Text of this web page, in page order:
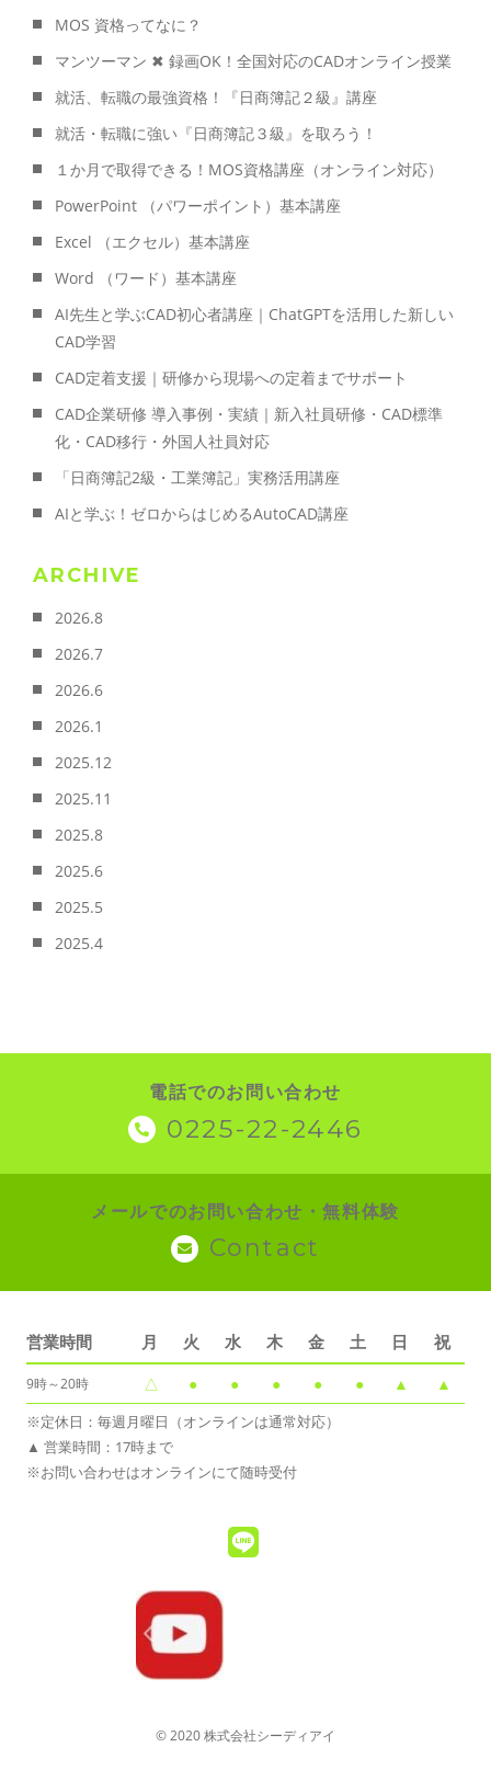
MOS 資格ってなに？
マンツーマン ✖ 録画OK！全国対応のCADオンライン授業
就活、転職の最強資格！『日商簿記２級』講座
就活・転職に強い『日商簿記３級』を取ろう！
１か月で取得できる！MOS資格講座（オンライン対応）
PowerPoint （パワーポイント）基本講座
Excel （エクセル）基本講座
Word （ワード）基本講座
AI先生と学ぶCAD初心者講座｜ChatGPTを活用した新しい
CAD学習
CAD定着支援｜研修から現場への定着までサポート
CAD企業研修 導入事例・実績｜新入社員研修・CAD標準
化・CAD移行・外国人社員対応
「日商簿記2級・工業簿記」実務活用講座
AIと学ぶ！ゼロからはじめるAutoCAD講座
ARCHIVE
2026.8
2026.7
2026.6
2026.1
2025.12
2025.11
2025.8
2025.6
2025.5
2025.4
電話でのお問い合わせ
0225-22-2446
メールでのお問い合わせ・無料体験
Contact
営業時間 月 火 水 木 金 土 日 祝
9時～20時 △ ● ● ● ● ● ▲ ▲
※定休日：毎週月曜日（オンラインは通常対応）
▲ 営業時間：17時まで
※お問い合わせはオンラインにて随時受付
© 2020 株式会社シーディアイ